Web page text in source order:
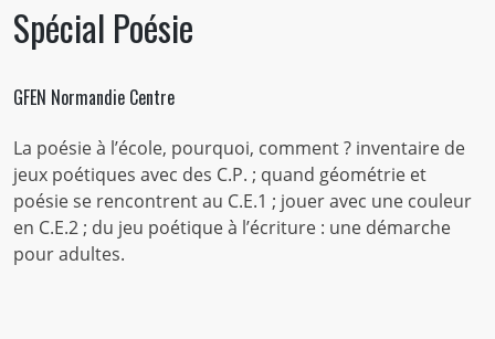
Spécial Poésie
GFEN Normandie Centre
La poésie à l’école, pourquoi, comment ? inventaire de
jeux poétiques avec des C.P. ; quand géométrie et
poésie se rencontrent au C.E.1 ; jouer avec une couleur
en C.E.2 ; du jeu poétique à l’écriture : une démarche
pour adultes.